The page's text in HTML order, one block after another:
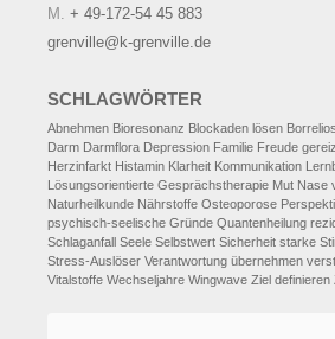
M. + 49-172-54 45 883
grenville@k-grenville.de
SCHLAGWÖRTER
Abnehmen Bioresonanz Blockaden lösen
Darm Darmflora Depression Familie Freude
Herzinfarkt Histamin Klarheit Kommunikation
Lösungsorientierte Gesprächstherapie Mut Nase
Naturheilkunde Nährstoffe Osteoporose
psychisch-seelische Gründe Quantenheilung
Schlaganfall Seele Selbstwert Sicherheit starke
Stress-Auslöser Verantwortung übernehmen
Vitalstoffe Wechseljahre Wingwave Ziel definieren